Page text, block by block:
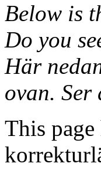
Below is
Do you
Här
ovan. Ser
This page